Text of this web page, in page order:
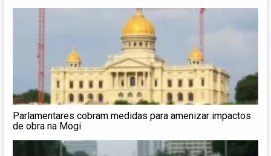
Parlamentares cobram medidas para amenizar impactos
de obra na Mogi